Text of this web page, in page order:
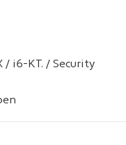
/ i6-KT. / Security